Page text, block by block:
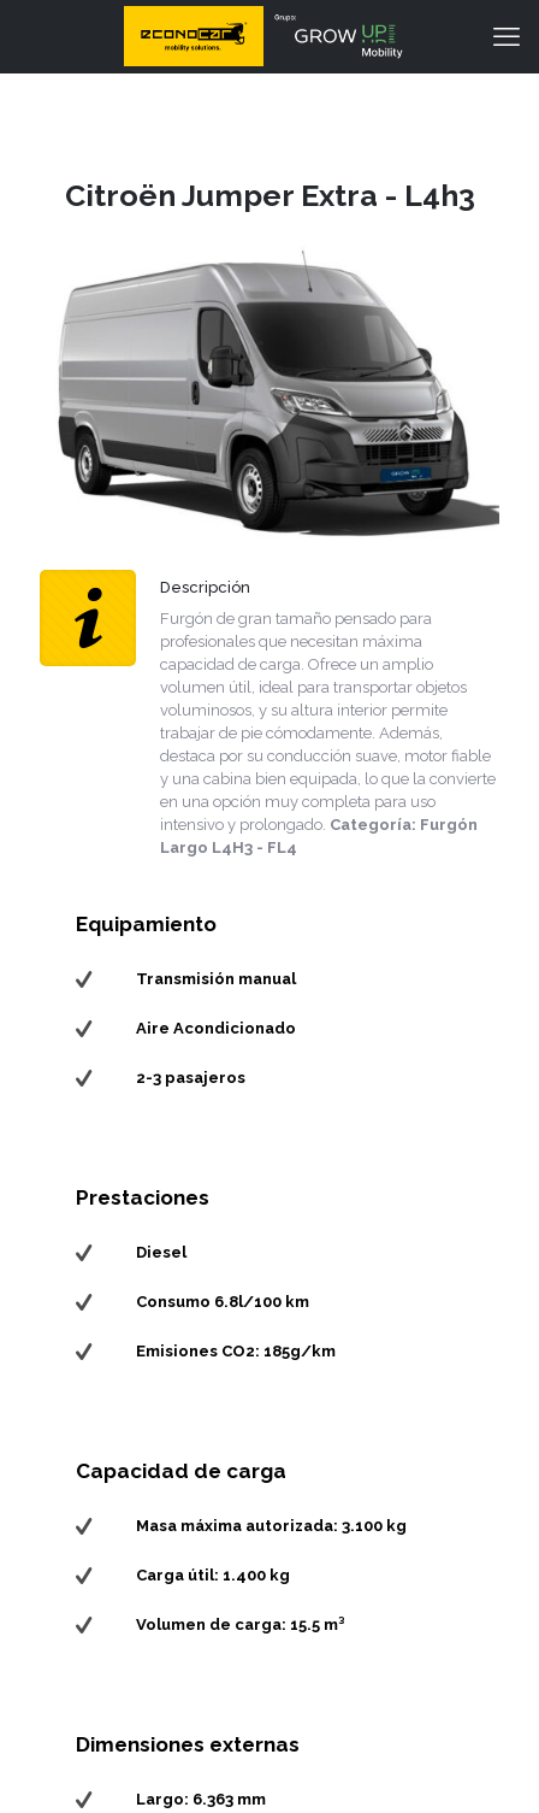
Citroën Jumper Extra - L4h3
Descripción
Furgón de gran tamaño pensado para
profesionales que necesitan máxima
capacidad de carga. Ofrece un amplio
volumen útil, ideal para transportar objetos
voluminosos, y su altura interior permite
trabajar de pie cómodamente. Además,
destaca por su conducción suave, motor fiable
y una cabina bien equipada, lo que la convierte
en una opción muy completa para uso
intensivo y prolongado. Categoría: Furgón
Largo L4H3 - FL4
Equipamiento
Transmisión manual
Aire Acondicionado
2-3 pasajeros
Prestaciones
Diesel
Consumo 6.8l/100 km
Emisiones CO2: 185g/km
Capacidad de carga
Masa máxima autorizada: 3.100 kg
Carga útil: 1.400 kg
Volumen de carga: 15.5 m³
Dimensiones externas
Largo: 6.363 mm